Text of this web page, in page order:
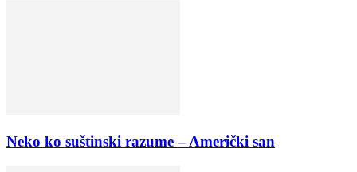
Neko ko suštinski razume – Američki san